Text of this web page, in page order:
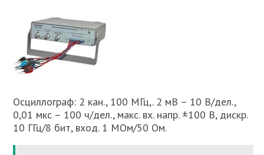
Осциллограф: 2 кан., 100 МГц,. 2 мВ – 10 В/дел.,
0,01 мкс – 100 ч/дел., макс. вх. напр. ±100 В, дискр.
10 ГГц/8 бит, вход. 1 МОм/50 Ом.